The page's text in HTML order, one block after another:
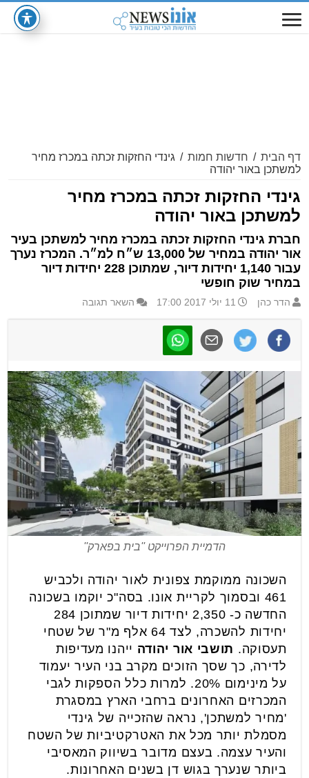
דף הבית / חדשות חמות / גינדי החזקות זכתה במכרז מחיר
למשתכן באור יהודה
גינדי החזקות זכתה במכרז מחיר
למשתכן באור יהודה
חברת גינדי החזקות זכתה במכרז מחיר למשתכן בעיר
אור יהודה במחיר של 13,000 ש״ח למ״ר. המכרז נערך
עבור 1,140 יחידות דיור, שמתוכן 228 יחידות דיור
במחיר שוק חופשי
הדר כהן 11 יולי 2017 17:00 השאר תגובה
הדמיית הפרוייקט ''בית בפארק''
השכונה ממוקמת צפונית לאור יהודה ולכביש
461 ובסמוך לקריית אונו. בסה"כ יוקמו בשכונה
החדשה כ- 2,350 יחידות דיור שמתוכן 284
יחידות להשכרה, לצד 64 אלף מ"ר של שטחי
תעסוקה. תושבי אור יהודה ייהנו מעדיפות
לדירה, כך שסך הזוכים מקרב בני העיר יעמוד
על מינימום 20%. למרות כלל הספקות לגבי
המכרזים האחרונים ברחבי הארץ במסגרת
'מחיר למשתכן', נראה שהזכייה של גינדי
מסמלת יותר מכל את האטרקטיביות של השטח
והעיר עצמה. בעצם מדובר בשיווק המאסיבי
ביותר שנערך בגוש דן בשנים האחרונות.